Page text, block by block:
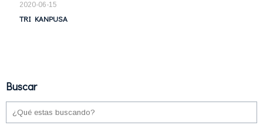
2020-06-15
TRI KANPUSA
Buscar